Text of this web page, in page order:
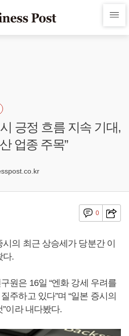
긍정 흐름 지속 기대,
업종 주목”
0
의 최근 상승세가 당분간 이
다.
원은 16일 “엔화 강세 우려를
주하고 있다”며 “일본 증시의
이라 내다봤다.